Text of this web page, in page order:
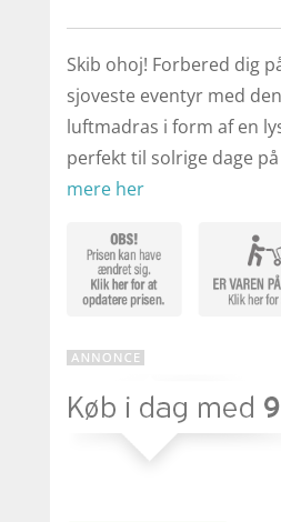
Skib ohoj! Forbered dig
sjoveste eventyr med
luftmadras i form af en
perfekt til solrige dage
mere her